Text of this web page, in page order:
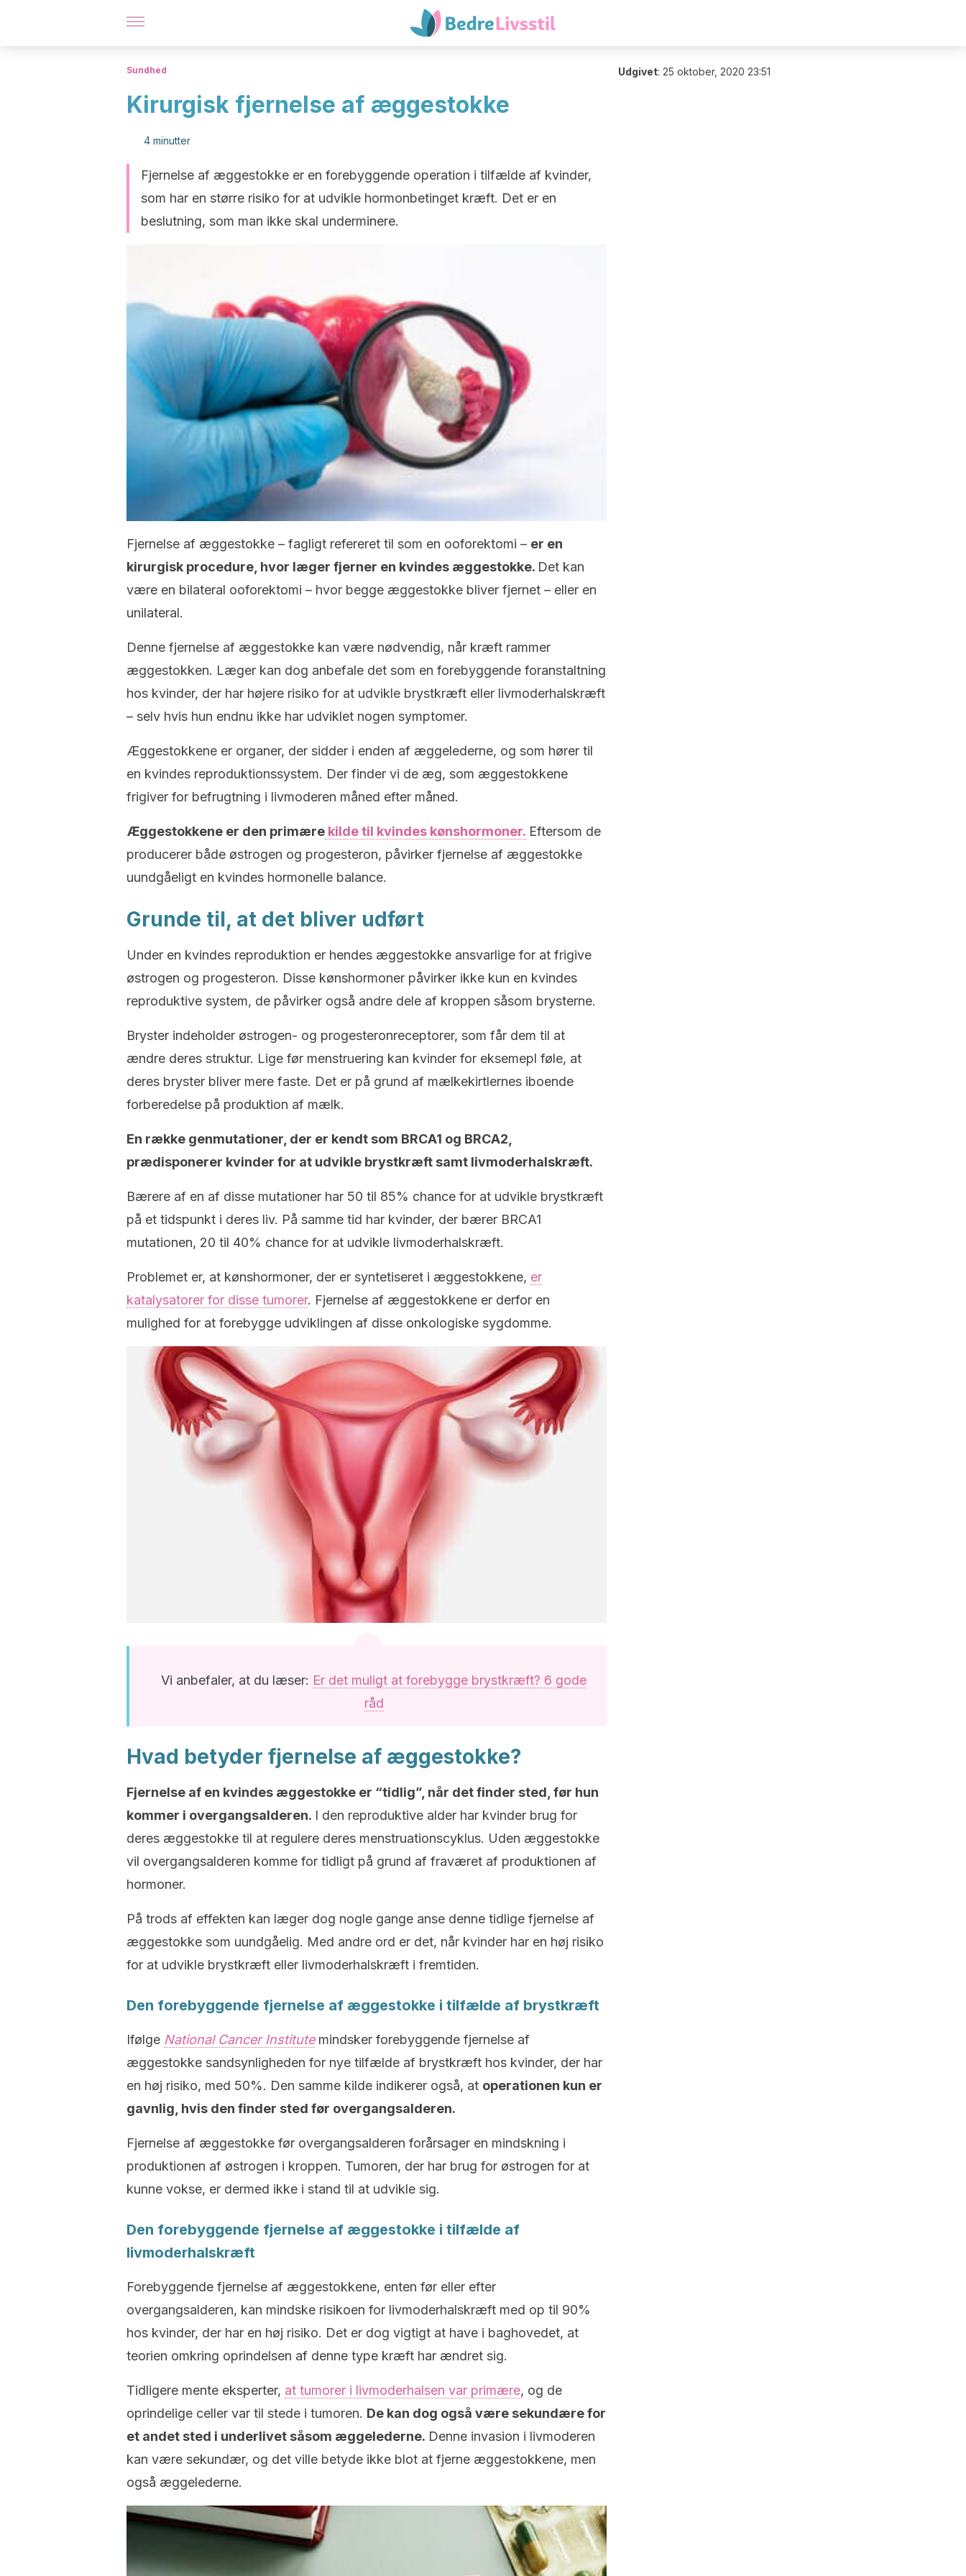
Sundhed
Kirurgisk fjernelse af æggestokke
4 minutter
Fjernelse af æggestokke er en forebyggende operation i tilfælde af kvinder,
som har en større risiko for at udvikle hormonbetinget kræft. Det er en
beslutning, som man ikke skal underminere.
Fjernelse af æggestokke – fagligt refereret til som en ooforektomi – er en
kirurgisk procedure, hvor læger fjerner en kvindes æggestokke. Det kan
være en bilateral ooforektomi – hvor begge æggestokke bliver fjernet – eller en
unilateral.
Denne fjernelse af æggestokke kan være nødvendig, når kræft rammer
æggestokken. Læger kan dog anbefale det som en forebyggende foranstaltning
hos kvinder, der har højere risiko for at udvikle brystkræft eller livmoderhalskræft
– selv hvis hun endnu ikke har udviklet nogen symptomer.
Æggestokkene er organer, der sidder i enden af æggelederne, og som hører til
en kvindes reproduktionssystem. Der finder vi de æg, som æggestokkene
frigiver for befrugtning i livmoderen måned efter måned.
Æggestokkene er den primære kilde til kvindes kønshormoner. Eftersom de
producerer både østrogen og progesteron, påvirker fjernelse af æggestokke
uundgåeligt en kvindes hormonelle balance.
Grunde til, at det bliver udført
Under en kvindes reproduktion er hendes æggestokke ansvarlige for at frigive
østrogen og progesteron. Disse kønshormoner påvirker ikke kun en kvindes
reproduktive system, de påvirker også andre dele af kroppen såsom brysterne.
Bryster indeholder østrogen- og progesteronreceptorer, som får dem til at
ændre deres struktur. Lige før menstruering kan kvinder for eksemepl føle, at
deres bryster bliver mere faste. Det er på grund af mælkekirtlernes iboende
forberedelse på produktion af mælk.
En række genmutationer, der er kendt som BRCA1 og BRCA2,
prædisponerer kvinder for at udvikle brystkræft samt livmoderhalskræft.
Bærere af en af disse mutationer har 50 til 85% chance for at udvikle brystkræft
på et tidspunkt i deres liv. På samme tid har kvinder, der bærer BRCA1
mutationen, 20 til 40% chance for at udvikle livmoderhalskræft.
Problemet er, at kønshormoner, der er syntetiseret i æggestokkene, er
katalysatorer for disse tumorer. Fjernelse af æggestokkene er derfor en
mulighed for at forebygge udviklingen af disse onkologiske sygdomme.
Vi anbefaler, at du læser: Er det muligt at forebygge brystkræft? 6 gode
råd
Hvad betyder fjernelse af æggestokke?
Fjernelse af en kvindes æggestokke er “tidlig”, når det finder sted, før hun
kommer i overgangsalderen. I den reproduktive alder har kvinder brug for
deres æggestokke til at regulere deres menstruationscyklus. Uden æggestokke
vil overgangsalderen komme for tidligt på grund af fraværet af produktionen af
hormoner.
På trods af effekten kan læger dog nogle gange anse denne tidlige fjernelse af
æggestokke som uundgåelig. Med andre ord er det, når kvinder har en høj risiko
for at udvikle brystkræft eller livmoderhalskræft i fremtiden.
Den forebyggende fjernelse af æggestokke i tilfælde af brystkræft
Ifølge National Cancer Institute mindsker forebyggende fjernelse af
æggestokke sandsynligheden for nye tilfælde af brystkræft hos kvinder, der har
en høj risiko, med 50%. Den samme kilde indikerer også, at operationen kun er
gavnlig, hvis den finder sted før overgangsalderen.
Fjernelse af æggestokke før overgangsalderen forårsager en mindskning i
produktionen af østrogen i kroppen. Tumoren, der har brug for østrogen for at
kunne vokse, er dermed ikke i stand til at udvikle sig.
Den forebyggende fjernelse af æggestokke i tilfælde af
livmoderhalskræft
Forebyggende fjernelse af æggestokkene, enten før eller efter
overgangsalderen, kan mindske risikoen for livmoderhalskræft med op til 90%
hos kvinder, der har en høj risiko. Det er dog vigtigt at have i baghovedet, at
teorien omkring oprindelsen af denne type kræft har ændret sig.
Tidligere mente eksperter, at tumorer i livmoderhalsen var primære, og de
oprindelige celler var til stede i tumoren. De kan dog også være sekundære for
et andet sted i underlivet såsom æggelederne. Denne invasion i livmoderen
kan være sekundær, og det ville betyde ikke blot at fjerne æggestokkene, men
også æggelederne.
Udgivet: 25 oktober, 2020 23:51